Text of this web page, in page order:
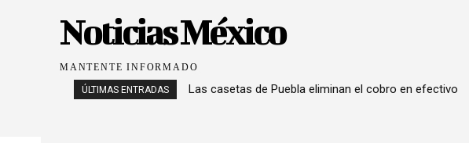
Noticias México
MANTENTE INFORMADO
ÚLTIMAS ENTRADAS Las casetas de Puebla eliminan el cobro en efectivo